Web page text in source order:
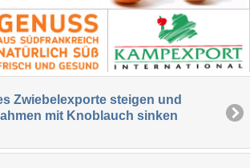
Zwiebelexporte steigen und
mit Knoblauch sinken